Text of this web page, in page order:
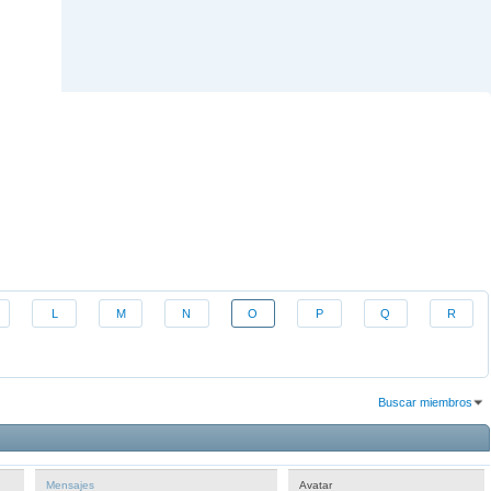
L M N O P Q R
Buscar miembros
Mensajes Avatar